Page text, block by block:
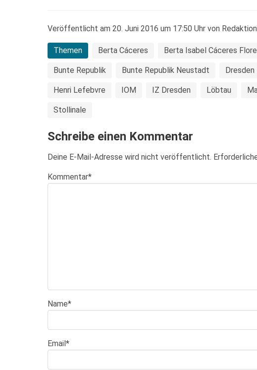
Veröffentlicht am 20. Juni 2016 um 17:50 Uhr von
Themen Berta Cáceres Berta Isabel Cáceres
Bunte Republik Bunte Republik Neustadt
Henri Lefebvre IOM IZ Dresden Löbtau
Stollinale
Schreibe einen Kommentar
Deine E-Mail-Adresse wird nicht veröffentlicht.
Kommentar*
Name*
Email*